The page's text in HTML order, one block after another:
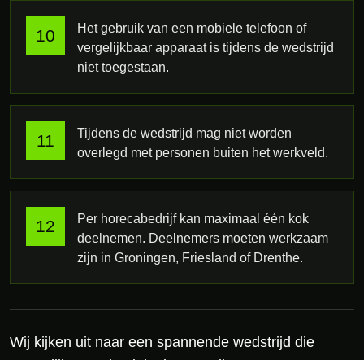
Het gebruik van een mobiele telefoon of
vergelijkbaar apparaat is tijdens de wedstrijd
niet toegestaan.
Tijdens de wedstrijd mag niet worden
overlegd met personen buiten het werkveld.
Per horecabedrijf kan maximaal één kok
deelnemen. Deelnemers moeten werkzaam
zijn in Groningen, Friesland of Drenthe.
Wij kijken uit naar een spannende wedstrijd die